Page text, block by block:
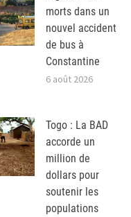
morts dans un
nouvel accident
de bus à
Constantine
6 août 2026
Togo : La BAD
accorde un
million de
dollars pour
soutenir les
populations